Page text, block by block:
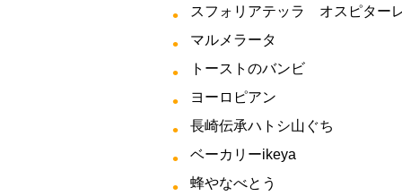
スフォリアテッラ オスピター
マルメラータ
トーストのバンビ
ヨーロピアン
長崎伝承ハトシ山ぐち
ベーカリーikeya
蜂やなべとう